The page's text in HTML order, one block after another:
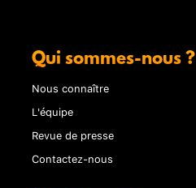
Qui sommes-nous ?
Nous connaître
L'équipe
Revue de presse
Contactez-nous